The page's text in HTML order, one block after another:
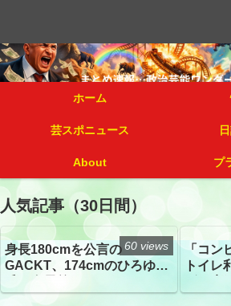
ホーム
芸スポニュース
About プ
人気記事（30日間）
身長180cmを公言の
GACKT、174cmのひろゆき
トざわつき イベントでの写
60 views
「コン
トイ